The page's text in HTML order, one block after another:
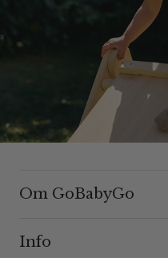
Om GoBabyGo
Info